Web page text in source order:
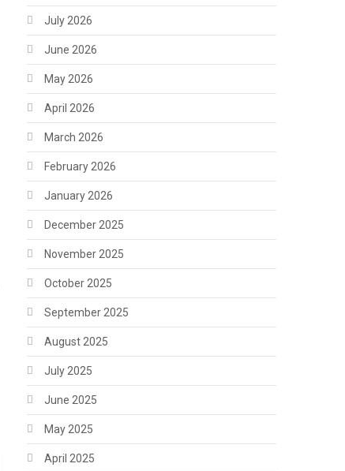
July 2026
June 2026
May 2026
April 2026
March 2026
February 2026
January 2026
December 2025
November 2025
October 2025
September 2025
August 2025
July 2025
June 2025
May 2025
April 2025